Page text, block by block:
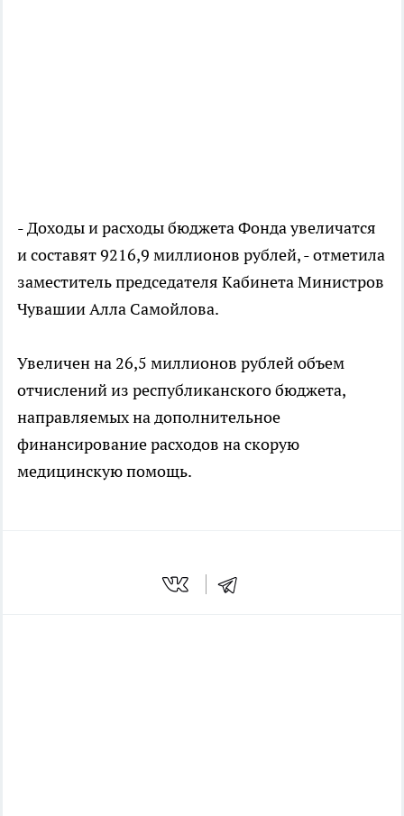
- Доходы и расходы бюджета Фонда увеличатся
и составят 9216,9 миллионов рублей, - отметила
заместитель председателя Кабинета Министров
Чувашии Алла Самойлова.
Увеличен на 26,5 миллионов рублей объем
отчислений из республиканского бюджета,
направляемых на дополнительное
финансирование расходов на скорую
медицинскую помощь.